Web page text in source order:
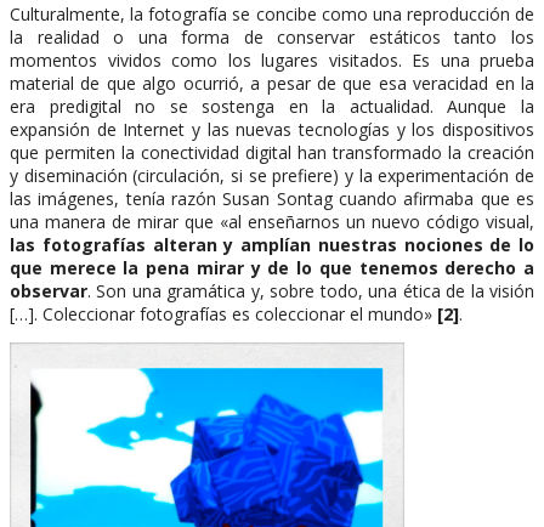
Culturalmente, la fotografía se concibe como una reproducción de
la realidad o una forma de conservar estáticos tanto los
momentos vividos como los lugares visitados. Es una prueba
material de que algo ocurrió, a pesar de que esa veracidad en la
era predigital no se sostenga en la actualidad. Aunque la
expansión de Internet y las nuevas tecnologías y los dispositivos
que permiten la conectividad digital han transformado la creación
y diseminación (circulación, si se prefiere) y la experimentación de
las imágenes, tenía razón Susan Sontag cuando afirmaba que es
una manera de mirar que «al enseñarnos un nuevo código visual,
las fotografías alteran y amplían nuestras nociones de lo
que merece la pena mirar y de lo que tenemos derecho a
observar. Son una gramática y, sobre todo, una ética de la visión
[…]. Coleccionar fotografías es coleccionar el mundo» [2].